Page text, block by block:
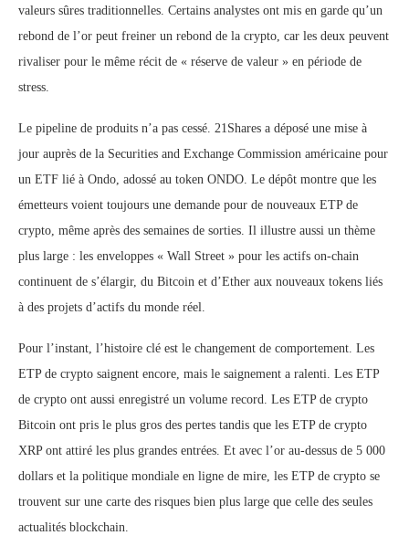
valeurs sûres traditionnelles. Certains analystes ont mis en garde qu’un
rebond de l’or peut freiner un rebond de la crypto, car les deux peuvent
rivaliser pour le même récit de « réserve de valeur » en période de
stress.
Le pipeline de produits n’a pas cessé. 21Shares a déposé une mise à
jour auprès de la Securities and Exchange Commission américaine pour
un ETF lié à Ondo, adossé au token ONDO. Le dépôt montre que les
émetteurs voient toujours une demande pour de nouveaux ETP de
crypto, même après des semaines de sorties. Il illustre aussi un thème
plus large : les enveloppes « Wall Street » pour les actifs on-chain
continuent de s’élargir, du Bitcoin et d’Ether aux nouveaux tokens liés
à des projets d’actifs du monde réel.
Pour l’instant, l’histoire clé est le changement de comportement. Les
ETP de crypto saignent encore, mais le saignement a ralenti. Les ETP
de crypto ont aussi enregistré un volume record. Les ETP de crypto
Bitcoin ont pris le plus gros des pertes tandis que les ETP de crypto
XRP ont attiré les plus grandes entrées. Et avec l’or au-dessus de 5 000
dollars et la politique mondiale en ligne de mire, les ETP de crypto se
trouvent sur une carte des risques bien plus large que celle des seules
actualités blockchain.